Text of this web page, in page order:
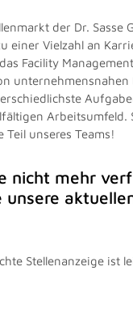
der Dr. Sasse
einer Vielzahl an
Facility
unternehmensnahen
Arbeitsumfeld.
Teil unseres Teams!
nicht mehr
unsere
Stellenanzeige ist